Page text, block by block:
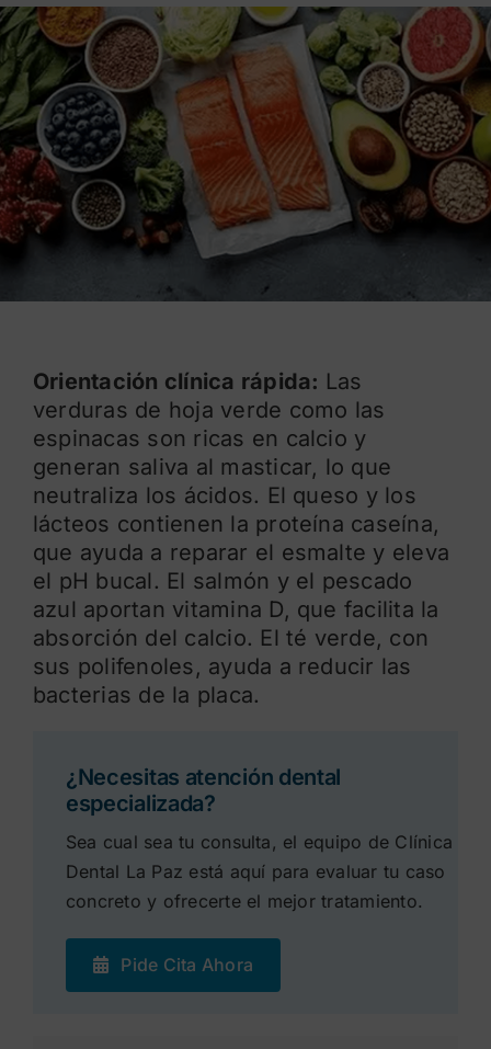
Blog
Orientación clínica rápida: Las
verduras de hoja verde como las
espinacas son ricas en calcio y
generan saliva al masticar, lo que
neutraliza los ácidos. El queso y los
lácteos contienen la proteína caseína,
que ayuda a reparar el esmalte y eleva
el pH bucal. El salmón y el pescado
azul aportan vitamina D, que facilita la
absorción del calcio. El té verde, con
sus polifenoles, ayuda a reducir las
bacterias de la placa.
¿Necesitas atención dental
especializada?
Sea cual sea tu consulta, el equipo de Clínica
Dental La Paz está aquí para evaluar tu caso
concreto y ofrecerte el mejor tratamiento.
Pide Cita Ahora